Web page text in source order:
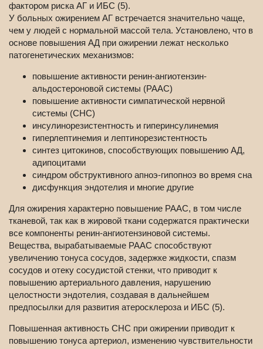
фактором риска АГ и ИБС (5).
У больных ожирением АГ встречается значительно чаще,
чем у людей с нормальной массой тела. Установлено, что в
основе повышения АД при ожирении лежат несколько
патогенетических механизмов:
повышение активности ренин-ангиотензин-
альдостероновой системы (РААС)
повышение активности симпатической нервной
системы (СНС)
инсулинорезистентность и гиперинсулинемия
гиперлептинемия и лептинорезистентность
синтез цитокинов, способствующих повышению АД,
адипоцитами
синдром обструктивного апноэ-гипопноэ во время сна
дисфункция эндотелия и многие другие
Для ожирения характерно повышение РААС, в том числе
тканевой, так как в жировой ткани содержатся практически
все компоненты ренин-ангиотензиновой системы.
Вещества, вырабатываемые РААС способствуют
увеличению тонуса сосудов, задержке жидкости, спазм
сосудов и отеку сосудистой стенки, что приводит к
повышению артериального давления, нарушению
целостности эндотелия, создавая в дальнейшем
предпосылки для развития атеросклероза и ИБС (5).
Повышенная активность СНС при ожирении приводит к
повышению тонуса артериол, изменению чувствительности